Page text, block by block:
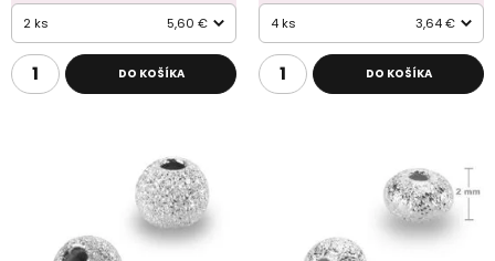
2 ks 5,60 €
DO KOŠÍKA
4 ks 3,64 €
DO KOŠÍKA